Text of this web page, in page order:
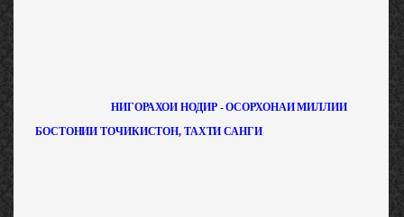
НИГОРАХОИ НОДИР - ОСОРХОНАИ МИЛЛИИ
БОСТОНИИ ТОЧИКИСТОН, ТАХТИ САНГИ